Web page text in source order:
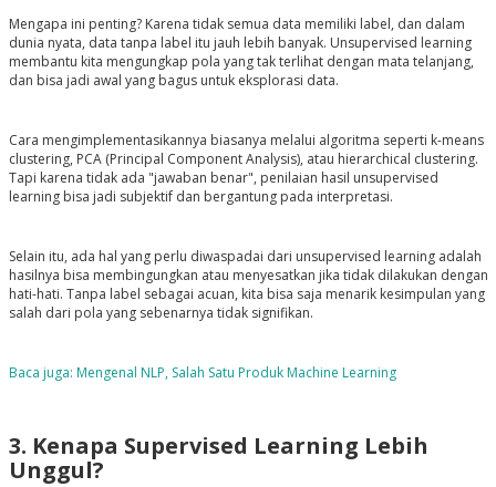
Mengapa ini penting? Karena tidak semua data memiliki label, dan dalam
dunia nyata, data tanpa label itu jauh lebih banyak. Unsupervised learning
membantu kita mengungkap pola yang tak terlihat dengan mata telanjang,
dan bisa jadi awal yang bagus untuk eksplorasi data.
Cara mengimplementasikannya biasanya melalui algoritma seperti k-means
clustering, PCA (Principal Component Analysis), atau hierarchical clustering.
Tapi karena tidak ada "jawaban benar", penilaian hasil unsupervised
learning bisa jadi subjektif dan bergantung pada interpretasi.
Selain itu, ada hal yang perlu diwaspadai dari unsupervised learning adalah
hasilnya bisa membingungkan atau menyesatkan jika tidak dilakukan dengan
hati-hati. Tanpa label sebagai acuan, kita bisa saja menarik kesimpulan yang
salah dari pola yang sebenarnya tidak signifikan.
Baca juga: Mengenal NLP, Salah Satu Produk Machine Learning
3. Kenapa Supervised Learning Lebih
Unggul?